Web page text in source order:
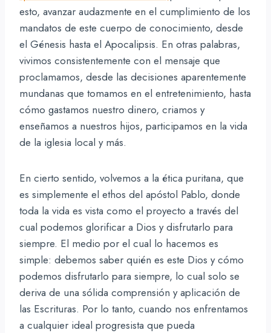
esto, avanzar audazmente en el cumplimiento de los
mandatos de este cuerpo de conocimiento, desde
el Génesis hasta el Apocalipsis. En otras palabras,
vivimos consistentemente con el mensaje que
proclamamos, desde las decisiones aparentemente
mundanas que tomamos en el entretenimiento, hasta
cómo gastamos nuestro dinero, criamos y
enseñamos a nuestros hijos, participamos en la vida
de la iglesia local y más.
En cierto sentido, volvemos a la ética puritana, que
es simplemente el ethos del apóstol Pablo, donde
toda la vida es vista como el proyecto a través del
cual podemos glorificar a Dios y disfrutarlo para
siempre. El medio por el cual lo hacemos es
simple: debemos saber quién es este Dios y cómo
podemos disfrutarlo para siempre, lo cual solo se
deriva de una sólida comprensión y aplicación de
las Escrituras. Por lo tanto, cuando nos enfrentamos
a cualquier ideal progresista que pueda